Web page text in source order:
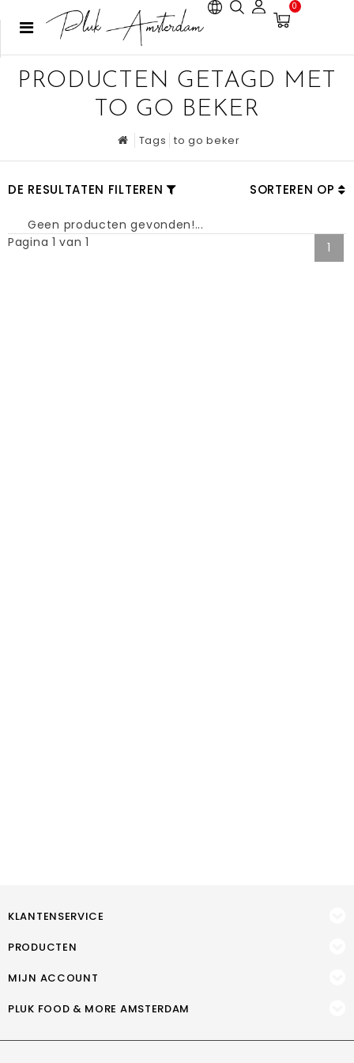
0
PRODUCTEN GETAGD MET
TO GO BEKER
Tags to go beker
DE RESULTATEN FILTEREN SORTEREN OP
Geen producten gevonden!...
Pagina 1 van 1
1
KLANTENSERVICE
PRODUCTEN
MIJN ACCOUNT
PLUK FOOD & MORE AMSTERDAM